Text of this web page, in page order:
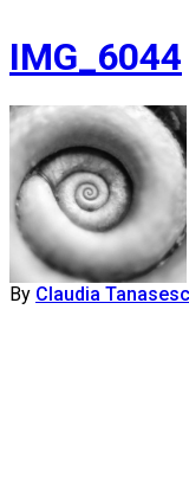
IMG_6044
By Claudia